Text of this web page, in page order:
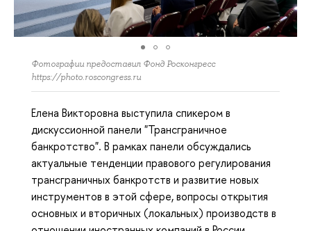
Фотографии предоставил Фонд Росконгресс
https://photo.roscongress.ru
Елена Викторовна выступила спикером в
дискуссионной панели "Трансграничное
банкротство". В рамках панели обсуждались
актуальные тенденции правового регулирования
трансграничных банкротств и развитие новых
инструментов в этой сфере, вопросы открытия
основных и вторичных (локальных) производств в